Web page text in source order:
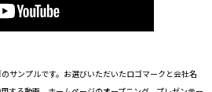
サンプルです。お選びいただいたロゴマークと会社名